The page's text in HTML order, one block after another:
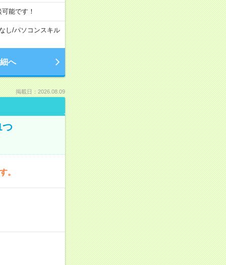
能です！
し/パソコンスキル
へ
掲載日：2026.08.09
つ
。